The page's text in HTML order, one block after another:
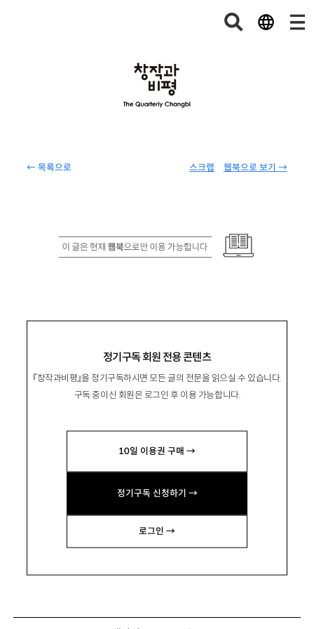
← 목록으로 웹북으로 보기 →
스크랩
정기구독 회원 전용 콘텐츠
『창작과비평』을 정기구독하시면 모든 글의 전문을 읽으실 수 있습니다.
구독 중이신 회원은 로그인 후 이용 가능합니다.
10일 이용권 구매 →
정기구독 신청하기 →
로그인 →